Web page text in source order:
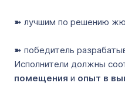
➽ лучшим по решению
➽ победитель
Исполнители должны
помещения и опыт в